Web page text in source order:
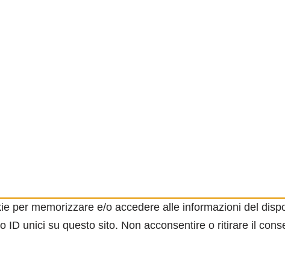
per memorizzare e/o accedere alle informazioni del
unici su questo sito. Non acconsentire o ritirare il